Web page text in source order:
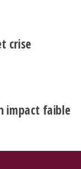
crise
impact faible